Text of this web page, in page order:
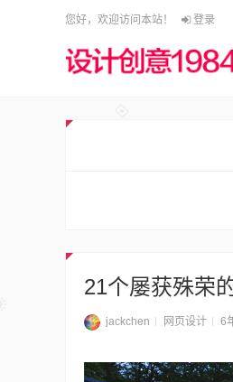
您好，欢迎访问本站！ 登录
21个屡获殊荣
jackchen 网页设计 6